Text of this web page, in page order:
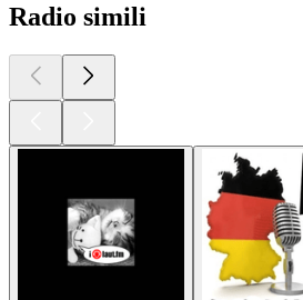
Radio simili